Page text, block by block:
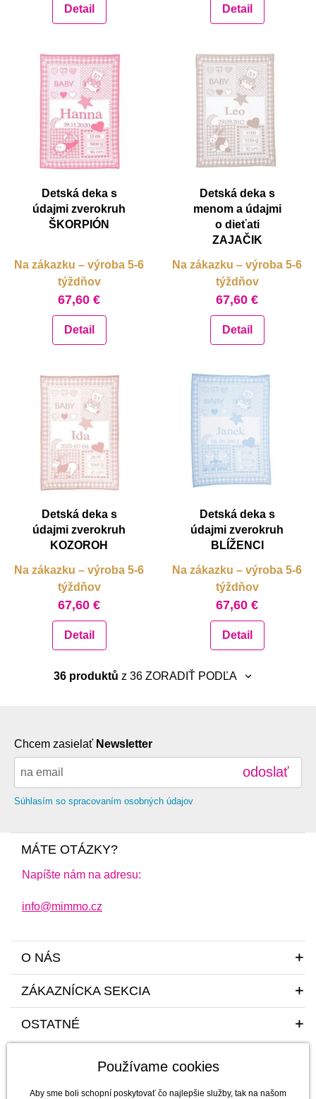
Detail Detail
Detská deka s
údajmi zverokruh
ŠKORPIÓN
Na zákazku – výroba 5-6
týždňov
67,60 €
Detail
Detská deka s
menom a údajmi
o dieťati
ZAJAČIK
Na zákazku – výroba 5-6
týždňov
67,60 €
Detail
Detská deka s
údajmi zverokruh
KOZOROH
Na zákazku – výroba 5-6
týždňov
67,60 €
Detail
Detská deka s
údajmi zverokruh
BLÍŽENCI
Na zákazku – výroba 5-6
týždňov
67,60 €
Detail
36 produktů z 36 ZORADIŤ PODĽA
od najlacnejšie
Chcem zasielať Newsletter
odoslať
Súhlasím so spracovaním osobných údajov
MÁTE OTÁZKY?
Napíšte nám na adresu:
info@mimmo.cz
O NÁS
ZÁKAZNÍCKA SEKCIA
OSTATNÉ
Používame cookies
Aby sme boli schopní poskytovať čo najlepšie služby, tak na našom